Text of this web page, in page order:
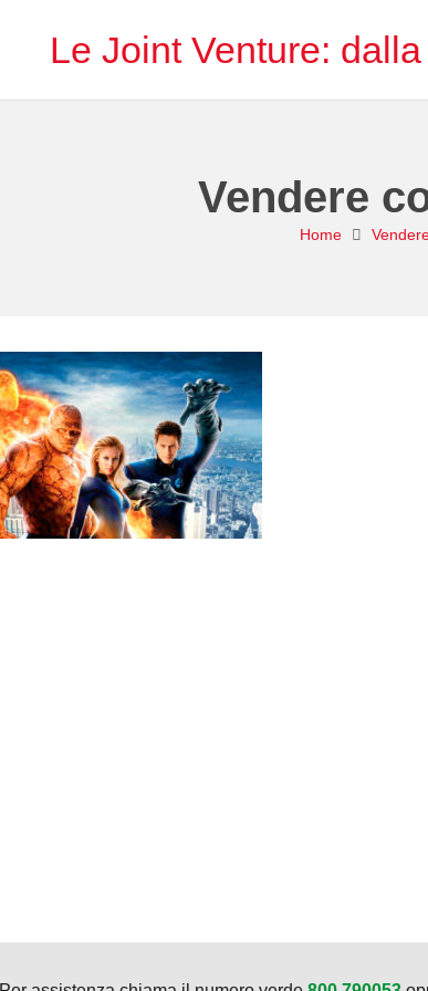
Le Joint Venture:
Vendere
Home